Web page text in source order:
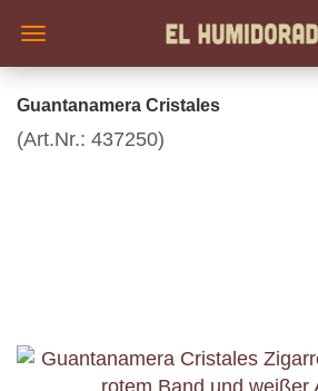
Guantanamera Cristales
(Art.Nr.: 437250)